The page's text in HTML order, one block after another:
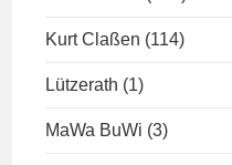
Kurt Claßen (114)
Lützerath (1)
MaWa BuWi (3)